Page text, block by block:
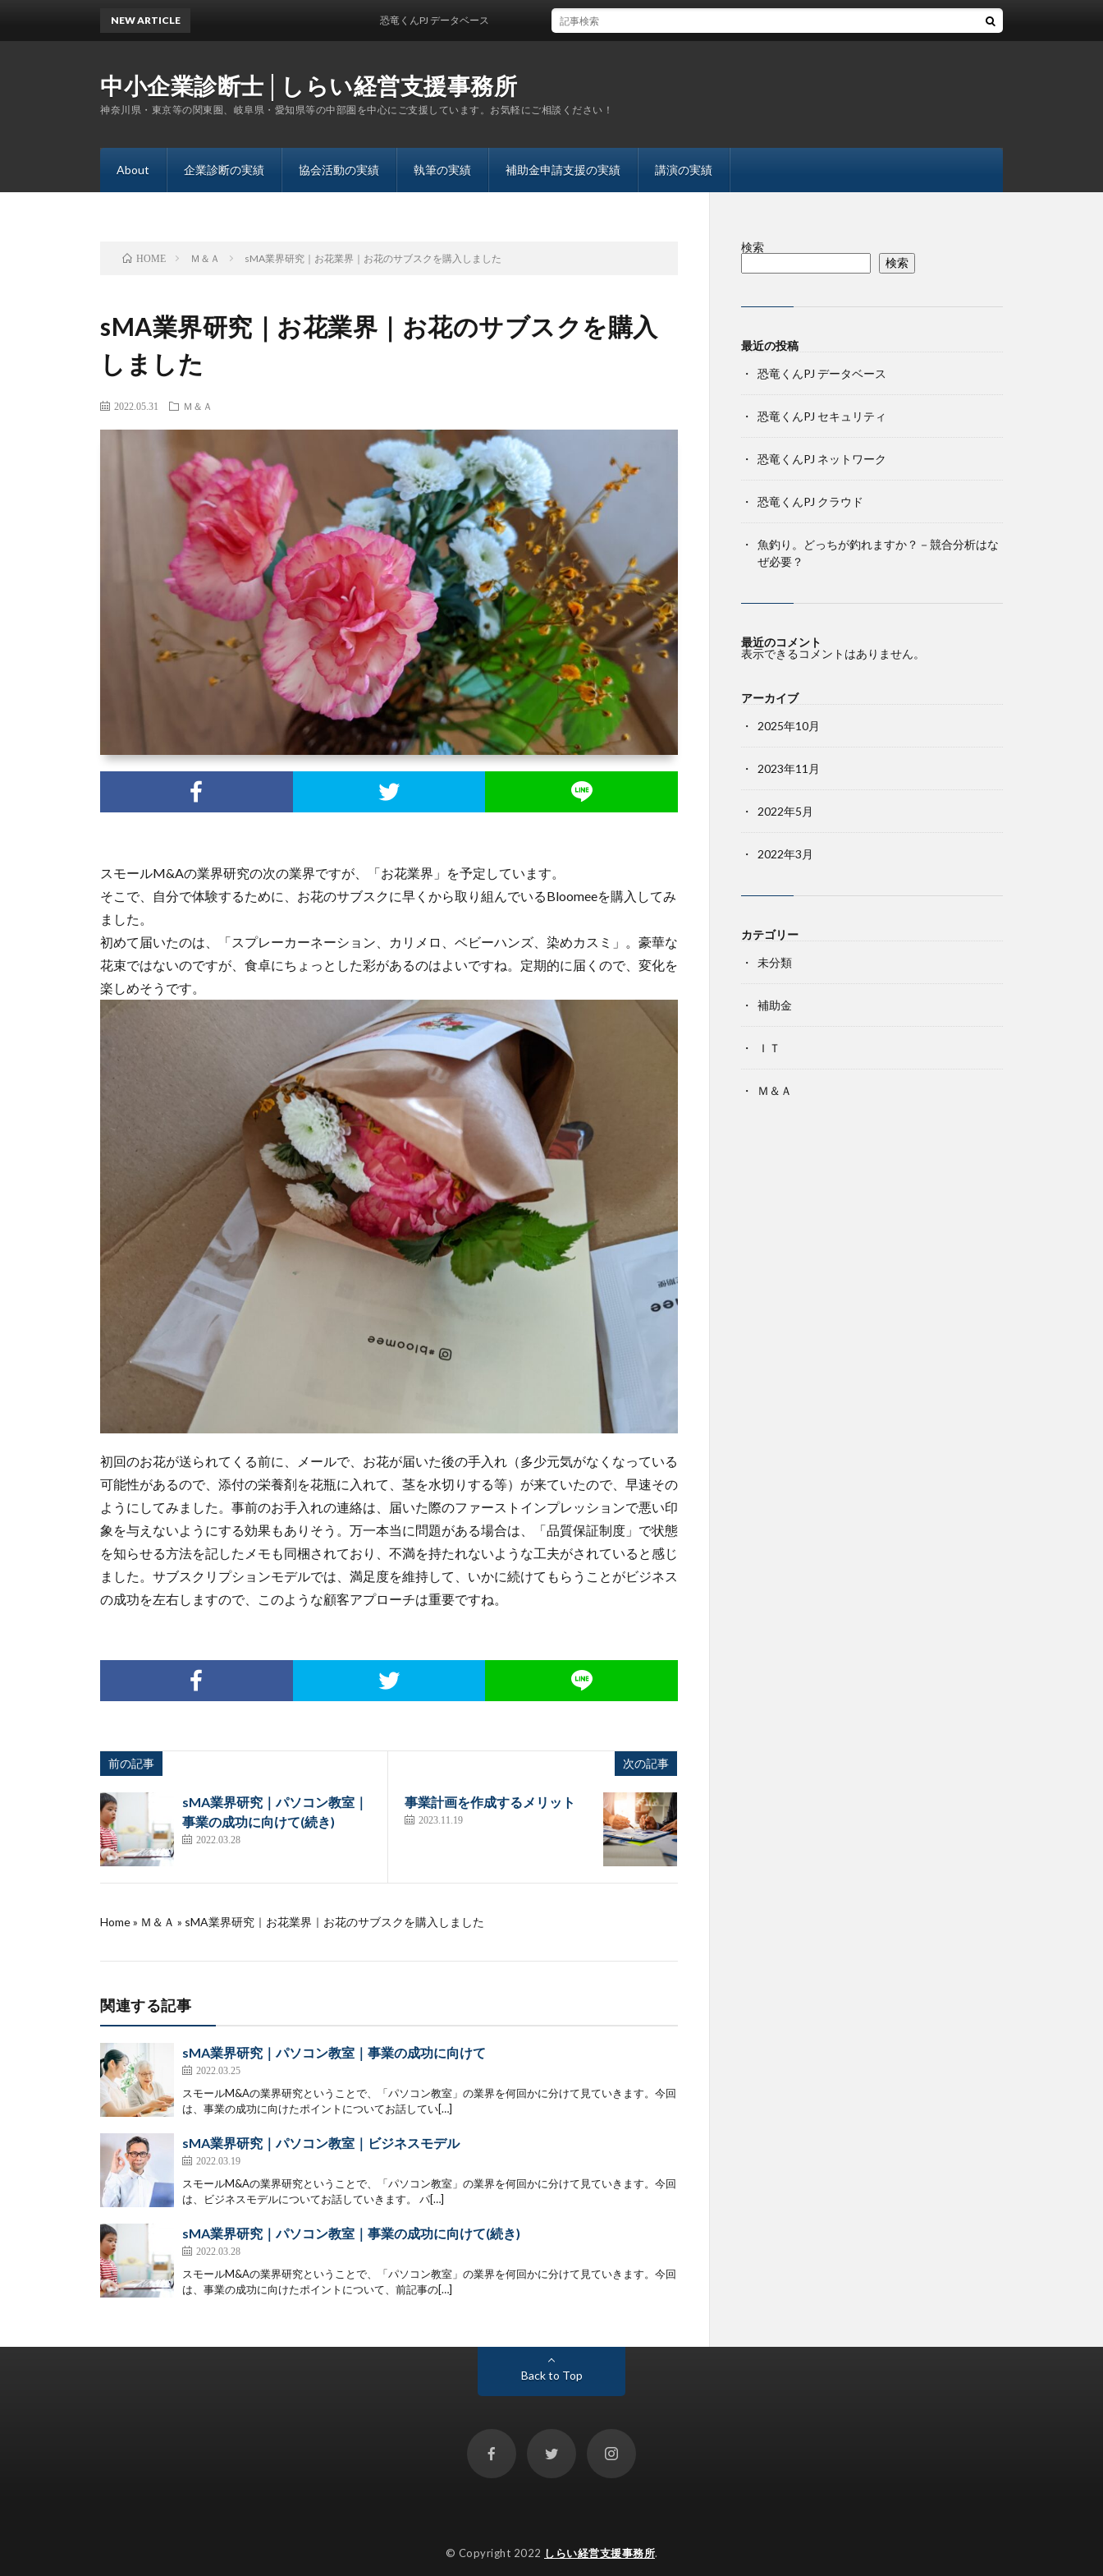
中小企業診断士│しらい経営支援事務所
神奈川県・東京等の関東圏、岐阜県・愛知県等の中部圏を中心にご支援しています。お気軽にご相談ください！
About 企業診断の実績 協会活動の実績 執筆の実績 補助金申請支援の実績 講演の実績
NEW ARTICLE 恐竜くんPJ データベース
HOME Ｍ＆Ａ sMA業界研究｜お花業界｜お花のサブスクを購入しました
sMA業界研究｜お花業界｜お花のサブスクを購入
しました
2022.05.31 Ｍ＆Ａ
スモールM&Aの業界研究の次の業界ですが、「お花業界」を予定しています。
そこで、自分で体験するために、お花のサブスクに早くから取り組んでいるBloomeeを購入してみ
ました。
初めて届いたのは、「スプレーカーネーション、カリメロ、ベビーハンズ、染めカスミ」。豪華な
花束ではないのですが、食卓にちょっとした彩があるのはよいですね。定期的に届くので、変化を
楽しめそうです。
初回のお花が送られてくる前に、メールで、お花が届いた後の手入れ（多少元気がなくなっている
可能性があるので、添付の栄養剤を花瓶に入れて、茎を水切りする等）が来ていたので、早速その
ようにしてみました。事前のお手入れの連絡は、届いた際のファーストインプレッションで悪い印
象を与えないようにする効果もありそう。万一本当に問題がある場合は、「品質保証制度」で状態
を知らせる方法を記したメモも同梱されており、不満を持たれないような工夫がされていると感じ
ました。サブスクリプションモデルでは、満足度を維持して、いかに続けてもらうことがビジネス
の成功を左右しますので、このような顧客アプローチは重要ですね。
前の記事
sMA業界研究｜パソコン教室｜
事業の成功に向けて(続き)
2022.03.28
次の記事
事業計画を作成するメリット
2023.11.19
Home» Ｍ＆Ａ » sMA業界研究｜お花業界｜お花のサブスクを購入しました
関連する記事
sMA業界研究｜パソコン教室｜事業の成功に向けて
2022.03.25
スモールM&Aの業界研究ということで、「パソコン教室」の業界を何回かに分けて見ていきます。今回
は、事業の成功に向けたポイントについてお話してい[…]
sMA業界研究｜パソコン教室｜ビジネスモデル
2022.03.19
スモールM&Aの業界研究ということで、「パソコン教室」の業界を何回かに分けて見ていきます。今回
は、ビジネスモデルについてお話していきます。 パ[…]
sMA業界研究｜パソコン教室｜事業の成功に向けて(続き)
2022.03.28
スモールM&Aの業界研究ということで、「パソコン教室」の業界を何回かに分けて見ていきます。今回
は、事業の成功に向けたポイントについて、前記事の[…]
検索
検索
最近の投稿
恐竜くんPJ データベース
恐竜くんPJ セキュリティ
恐竜くんPJ ネットワーク
恐竜くんPJ クラウド
魚釣り。どっちが釣れますか？－競合分析はな
ぜ必要？
最近のコメント
表示できるコメントはありません。
アーカイブ
2025年10月
2023年11月
2022年5月
2022年3月
カテゴリー
未分類
補助金
ＩＴ
Ｍ＆Ａ
Back to Top
© Copyright 2022 しらい経営支援事務所.